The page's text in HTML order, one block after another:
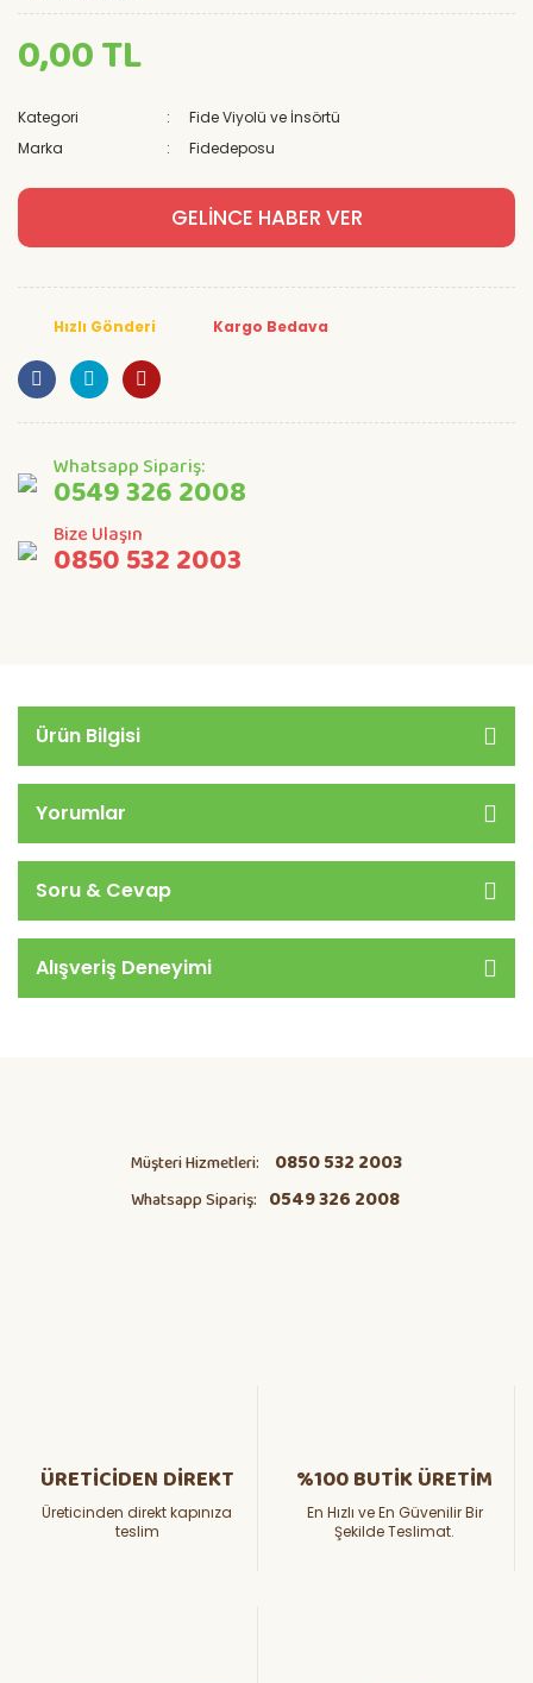
0,00 TL
Kategori
Fide Viyolü ve İnsörtü
Marka
Fidedeposu
GELİNCE HABER VER
Hızlı Gönderi Kargo Bedava
Whatsapp Sipariş:
0549 326 2008
Bize Ulaşın
0850 532 2003
Ürün Bilgisi
Yorumlar
Soru & Cevap
Alışveriş Deneyimi
Müşteri Hizmetleri: 0850 532 2003
Whatsapp Sipariş: 0549 326 2008
ÜRETİCİDEN DİREKT
Üreticinden direkt kapınıza
teslim
%100 BUTİK ÜRETİM
En Hızlı ve En Güvenilir Bir
Şekilde Teslimat.